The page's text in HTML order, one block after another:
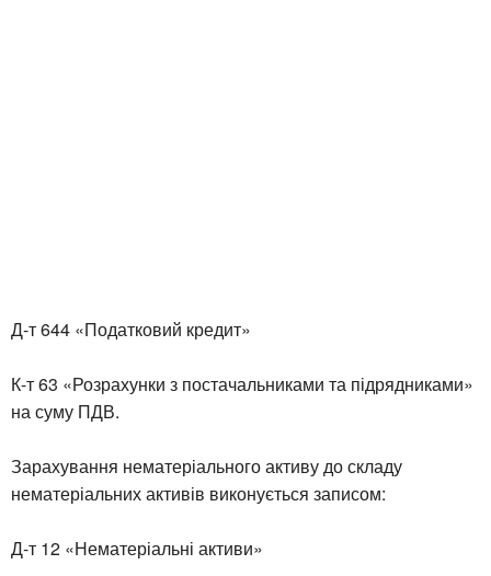
Д-т 644 «Податковий кредит»
К-т 63 «Розрахунки з постачальниками та підрядниками»
на суму ПДВ.
Зарахування нематеріального активу до складу
нематеріальних активів виконується записом:
Д-т 12 «Нематеріальні активи»